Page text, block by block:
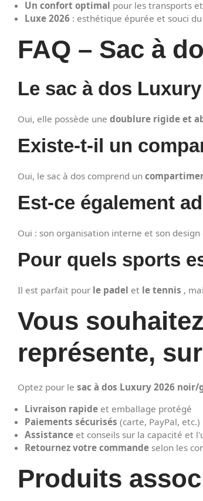
Un confort optimal pour les transports
Luxe 2026 : esthétique épurée et souci
FAQ – Sac à
Le sac à dos
Oui, elle possède une doublure rigide et
Existe-t-il un
Oui, le sac à dos comprend un
Est-ce également
Oui : son organisation interne et son
Pour quels sports
Il est parfait pour le padel et le tennis ,
Vous
représente,
Optez pour le sac à dos Luxury 2026 noir/
Livraison rapide et emballage protégé
Paiements sécurisés (carte, PayPal, etc.)
Assistance et conseils sur la capacité et
Retournez votre commande selon les
Produits